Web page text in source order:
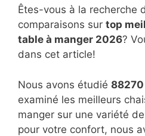
Êtes-vous à la recherche
comparaisons sur top
table à manger 2026?
dans cet article!
Nous avons étudié 88270
examiné les meilleurs
manger sur une variété
pour votre confort, nous